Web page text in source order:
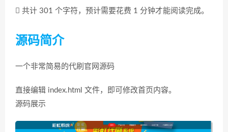
共计 301 个字符，预计需要花费 1 分钟才能阅读完成。
源码简介
一个非常简易的代刷官网源码
直接编辑 index.html 文件，即可修改首页内容。
源码展示